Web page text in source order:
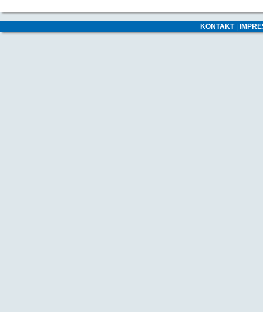
KONTAKT|